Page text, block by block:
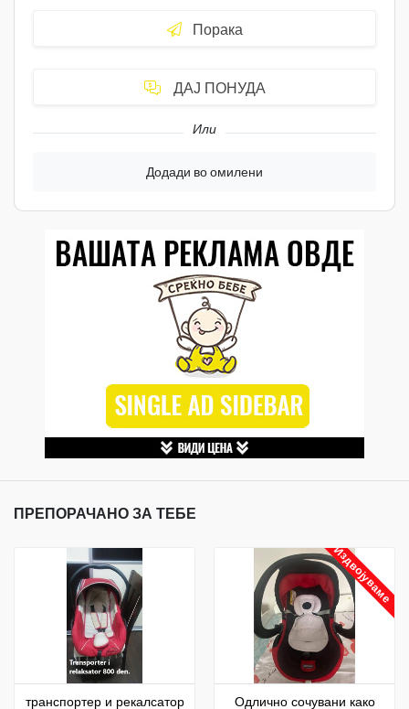
Порака
ДАЈ ПОНУДА
Или
Додади во омилени
ПРЕПОРАЧАНО ЗА ТЕБЕ
транспортер и рекалсатор
Издвојуваме
Одлично сочувани како